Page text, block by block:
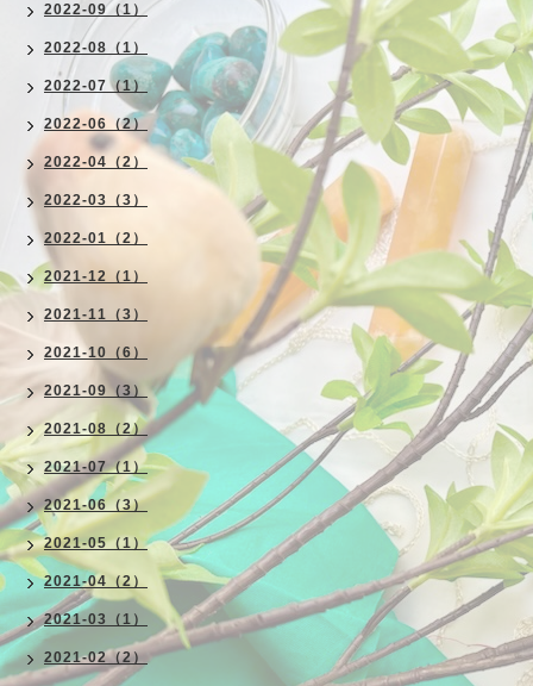
2022-09（1）
2022-08（1）
2022-07（1）
2022-06（2）
2022-04（2）
2022-03（3）
2022-01（2）
2021-12（1）
2021-11（3）
2021-10（6）
2021-09（3）
2021-08（2）
2021-07（1）
2021-06（3）
2021-05（1）
2021-04（2）
2021-03（1）
2021-02（2）